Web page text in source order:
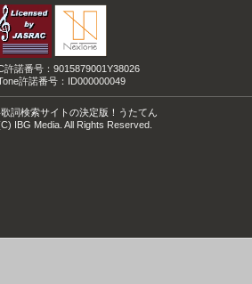
許諾番号：9015879001Y38026
許諾番号：ID000000049
詞検索サイトの決定版！うたてん
IBG Media. All Rights Reserved.